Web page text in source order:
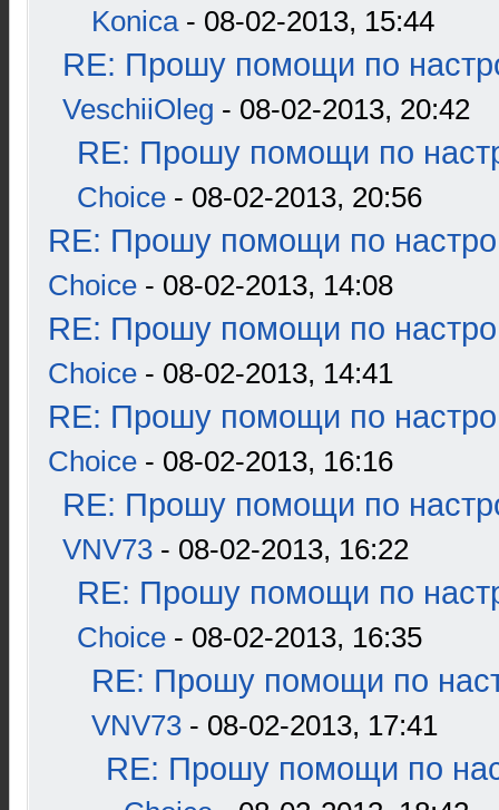
Konica- 08-02-2013, 15:44
RE: Прошу помощи по
VeschiiOleg - 08-02-2013, 20:42
RE: Прошу помощи по
Choice - 08-02-2013, 20:56
RE: Прошу помощи по
Choice - 08-02-2013, 14:08
RE: Прошу помощи по
Choice - 08-02-2013, 14:41
RE: Прошу помощи по
Choice - 08-02-2013, 16:16
RE: Прошу помощи по
VNV73 - 08-02-2013, 16:22
RE: Прошу помощи по
Choice - 08-02-2013, 16:35
RE: Прошу помощи по
VNV73 - 08-02-2013, 17:41
RE: Прошу помощи по